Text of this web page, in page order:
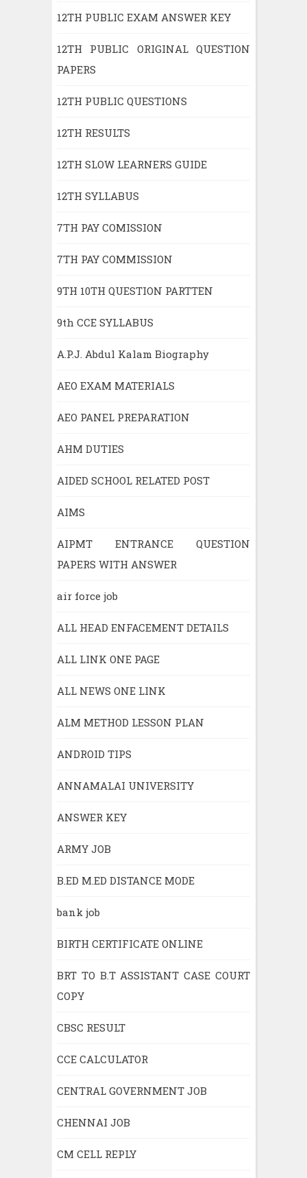
12TH PUBLIC EXAM ANSWER KEY
12TH PUBLIC ORIGINAL QUESTION
PAPERS
12TH PUBLIC QUESTIONS
12TH RESULTS
12TH SLOW LEARNERS GUIDE
12TH SYLLABUS
7TH PAY COMISSION
7TH PAY COMMISSION
9TH 10TH QUESTION PARTTEN
9th CCE SYLLABUS
A.P.J. Abdul Kalam Biography
AEO EXAM MATERIALS
AEO PANEL PREPARATION
AHM DUTIES
AIDED SCHOOL RELATED POST
AIMS
AIPMT ENTRANCE QUESTION
PAPERS WITH ANSWER
air force job
ALL HEAD ENFACEMENT DETAILS
ALL LINK ONE PAGE
ALL NEWS ONE LINK
ALM METHOD LESSON PLAN
ANDROID TIPS
ANNAMALAI UNIVERSITY
ANSWER KEY
ARMY JOB
B.ED M.ED DISTANCE MODE
bank job
BIRTH CERTIFICATE ONLINE
BRT TO B.T ASSISTANT CASE COURT
COPY
CBSC RESULT
CCE CALCULATOR
CENTRAL GOVERNMENT JOB
CHENNAI JOB
CM CELL REPLY